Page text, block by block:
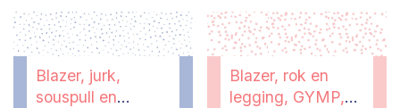
Blazer, jurk,
souspull en
Blazer, rok en
legging, GYMP,